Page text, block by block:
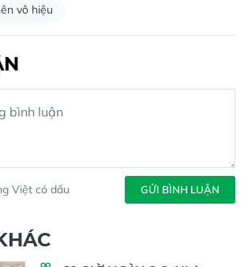
vô hiệu
Việt có dấu GỬI BÌNH LUẬN